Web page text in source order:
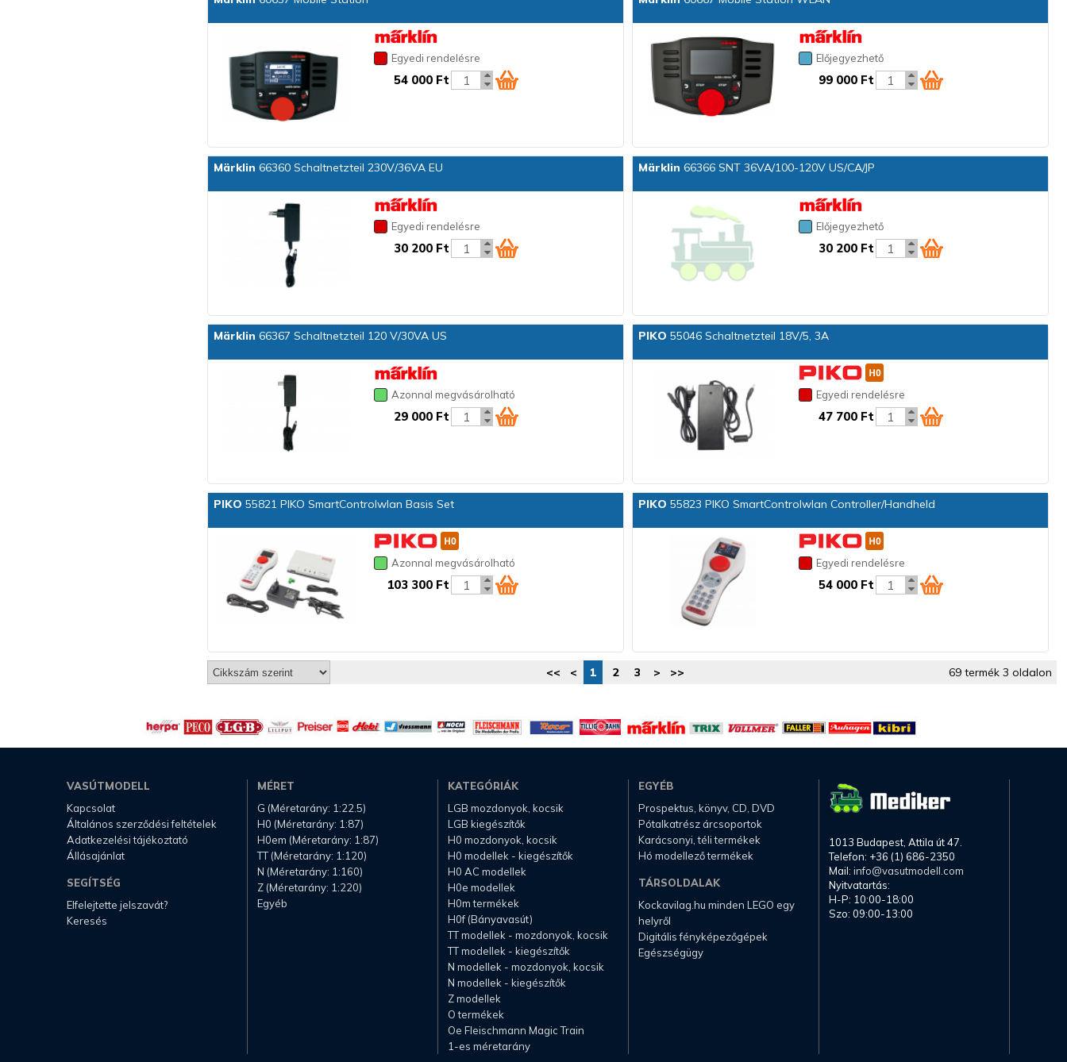
Egyedi rendelésre
54 000 Ft
Előjegyezhető
99 000 Ft
Märklin 66360 Schaltnetzteil 230V/36VA EU
Egyedi rendelésre
30 200 Ft
Märklin 66366 SNT 36VA/100-120V US/CA/JP
Előjegyezhető
30 200 Ft
Märklin 66367 Schaltnetzteil 120 V/30VA US
Azonnal megvásárolható
29 000 Ft
PIKO 55046 Schaltnetzteil 18V/5, 3A
Egyedi rendelésre
47 700 Ft
PIKO 55821 PIKO SmartControlwlan Basis Set
Azonnal megvásárolható
103 300 Ft
PIKO 55823 PIKO SmartControlwlan Controller/Handheld
Egyedi rendelésre
54 000 Ft
<< < 1 2 3 > >> 69 termék 3 oldalon
VASÚTMODELL
Kapcsolat
Általános szerződési feltételek
Adatkezelési tájékoztató
Állásajánlat
SEGÍTSÉG
Elfelejtette jelszavát?
Keresés
MÉRET
G (Méretarány: 1:22.5)
H0 (Méretarány: 1:87)
H0em (Méretarány: 1:87)
TT (Méretarány: 1:120)
N (Méretarány: 1:160)
Z (Méretarány: 1:220)
Egyéb
KATEGÓRIÁK
LGB mozdonyok, kocsik
LGB kiegészítők
H0 mozdonyok, kocsik
H0 modellek - kiegészítők
H0 AC modellek
H0e modellek
H0m termékek
H0f (Bányavasút)
TT modellek - mozdonyok, kocsik
TT modellek - kiegészítők
N modellek - mozdonyok, kocsik
N modellek - kiegészítők
Z modellek
O termékek
Oe Fleischmann Magic Train
1-es méretarány
EGYÉB
Prospektus, könyv, CD, DVD
Pótalkatrész árcsoportok
Karácsonyi, téli termékek
Hó modellező termékek
TÁRSOLDALAK
Kockavilag.hu minden LEGO egy
helyről
Digitális fényképezőgépek
Egészségügy
1013 Budapest, Attila út 47.
Telefon: +36 (1) 686-2350
Mail: info@vasutmodell.com
Nyitvatartás:
H-P: 10:00-18:00
Szo: 09:00-13:00